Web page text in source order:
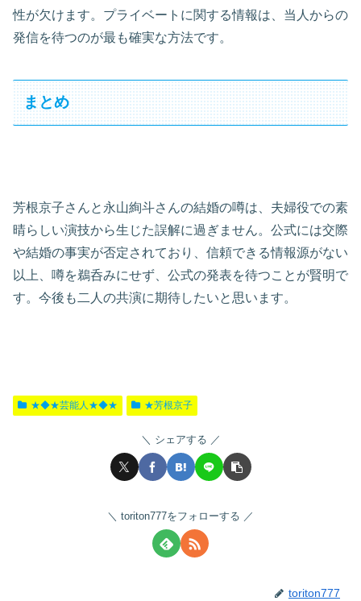
性が欠けます。プライベートに関する情報は、当人からの
発信を待つのが最も確実な方法です。
まとめ
芳根京子さんと永山絢斗さんの結婚の噂は、夫婦役での素
晴らしい演技から生じた誤解に過ぎません。公式には交際
や結婚の事実が否定されており、信頼できる情報源がない
以上、噂を鵜呑みにせず、公式の発表を待つことが賢明で
す。今後も二人の共演に期待したいと思います。
★◆★芸能人★◆★ ★芳根京子
シェアする
toriton777をフォローする
toriton777